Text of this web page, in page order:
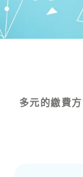
多元的繳費